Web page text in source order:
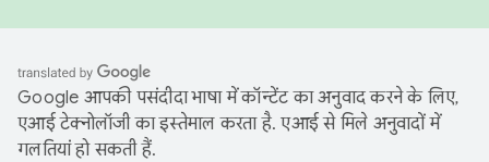
Google आपकी पसंदीदा भाषा में कॉन्टेंट का अनुवाद करने के लिए,
एआई टेक्नोलॉजी का इस्तेमाल करता है. एआई से मिले अनुवादों में
गलतियां हो सकती हैं.